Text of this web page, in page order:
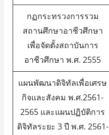
กฏกระทรวงการรวม
สถานศึกษาอาชีวศึกษา
เพื่อจัดตั้งสถาบันการ
อาชีวศึกษา พ.ศ. 2555
แผนพัฒนาดิจิทัลเพื่อเศรษ
กิจและสังคม พ.ศ.2561-
2565 และแผนปฏิบัติการ
ดิจิทัลระยะ 3 ปี พ.ศ. 2561-